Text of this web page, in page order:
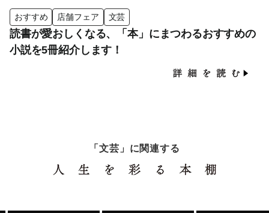
おすすめ 店舗フェア 文芸
読書が愛おしくなる、「本」にまつわるおすすめの
小説を5冊紹介します！
「文芸」に関連する